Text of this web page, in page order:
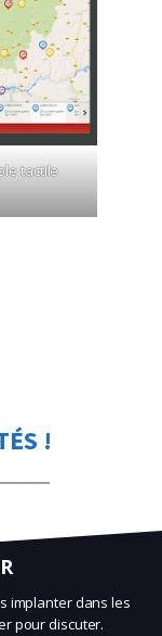
tactile
!
implanter dans les
pour discuter.